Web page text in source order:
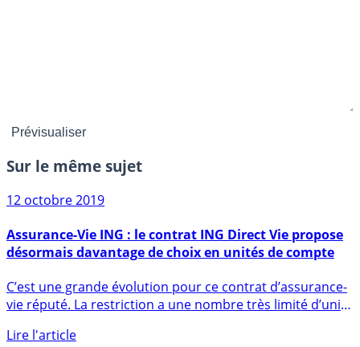
Sur le même sujet
12 octobre 2019
désormais davantage de choix en unités de compte
vie réputé. La restriction a une nombre très limité d’unité